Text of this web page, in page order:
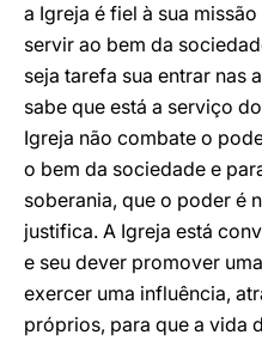
a Igreja é fiel à sua
servir ao bem da
seja tarefa sua entrar nas
sabe que está a serviço
Igreja não combate o
o bem da sociedade e
soberania, que o poder é
justifica. A Igreja está
e seu dever promover
exercer uma influência,
próprios, para que a vida